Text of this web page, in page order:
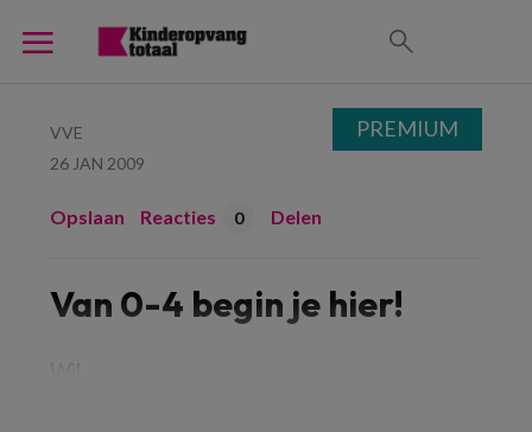
VVE
26 JAN 2009
Opslaan Reacties 0 Delen
Van 0-4 begin je hier!
PREMIUM